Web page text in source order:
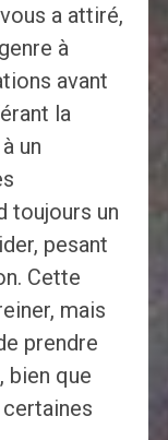
a attiré,
à
avant
la
un
toujours un
pesant
Cette
mais
prendre
bien que